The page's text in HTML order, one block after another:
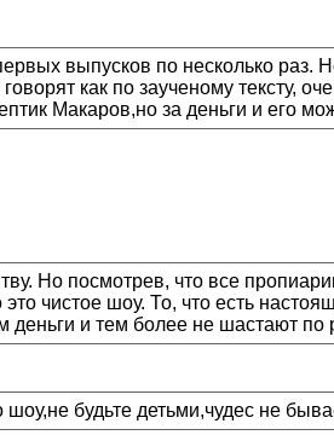
выпусков по несколько раз.
как по заученому тексту,
Макаров,но за деньги и его
Но посмотрев, что все
это чистое шоу. То, что есть
деньги и тем более не шастают по
шоу,не будьте детьми,чудес не